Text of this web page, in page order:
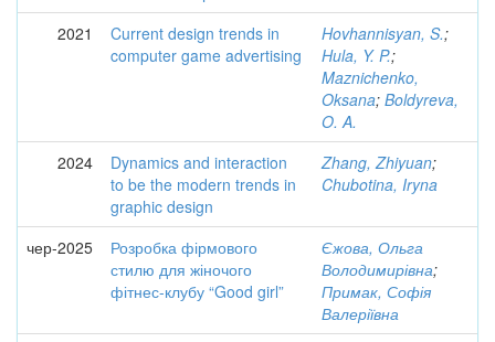
2021
Current design trends in
computer game advertising
Hovhannisyan, S.;
Hula, Y. P.;
Maznichenko,
Oksana; Boldyreva,
O. A.
2024
Dynamics and interaction
to be the modern trends in
graphic design
Zhang, Zhiyuan;
Chubotina, Iryna
чер-2025
Розробка фірмового
стилю для жіночого
фітнес-клубу “Good girl”
Єжова, Ольга
Володимирівна;
Примак, Софія
Валеріївна